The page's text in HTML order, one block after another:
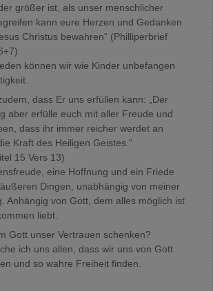
größer ist, als unser menschlicher
kann eure Herzen und Gedanken
Christus bewahren“ (Philliperbrief
können wir wie Kinder unbefangen
dass Er uns erfüllen kann: „Der
aber erfülle euch mit aller Freude und
dass ihr immer reicher werdet an
Kraft des Heiligen Geistes.“
15 Vers 13)
eine Hoffnung und ein Friede
Dingen, unabhängig von meiner
Anhängig von Gott, dem alles möglich ist
liebt.
Gott unser Vertrauen schenken?
ich uns allen, dass wir uns von Gott
und so wahre Freiheit finden.